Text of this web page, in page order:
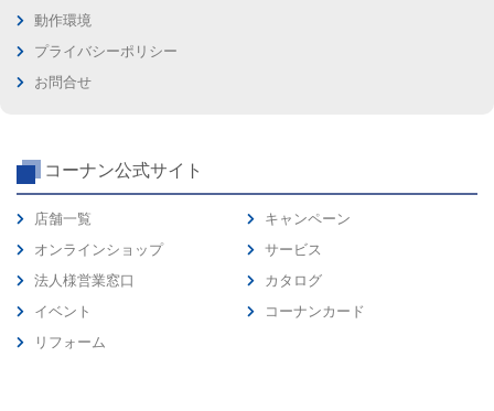
動作環境
プライバシーポリシー
お問合せ
コーナン公式サイト
店舗一覧
オンラインショップ
法人様営業窓口
イベント
リフォーム
キャンペーン
サービス
カタログ
コーナンカード